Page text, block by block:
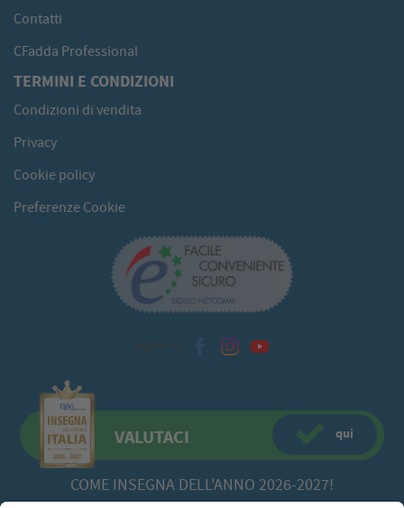
Contatti
CFadda Professional
TERMINI E CONDIZIONI
Condizioni di vendita
Privacy
Cookie policy
Preferenze Cookie
Seguici su
VALUTACI
COME INSEGNA DELL'ANNO 2026-2027!
qui